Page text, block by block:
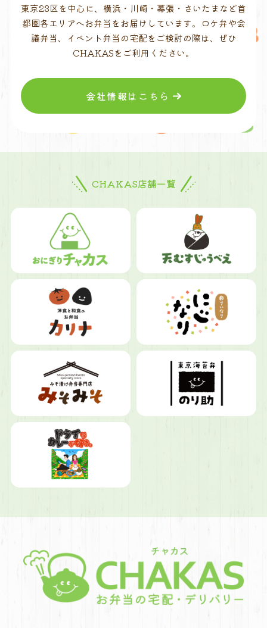
東京23区を中心に、横浜・川崎・幕張・さいたまなど首
都圏各エリアへお弁当をお届けしています。ロケ弁や会
議弁当、イベント弁当の宅配をご検討の際は、ぜひ
CHAKASをご利用ください。
会社情報はこちら
CHAKAS店舗一覧